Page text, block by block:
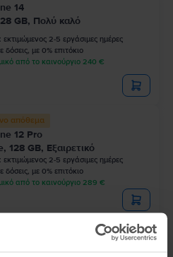
14
GB, Πολύ καλό
εκτιμώμενος 2-5 εργάσιμες ημέρες
με 0% επιτόκιο
από το καινούργιο 240 €
απόθεμα
12 Pro
128 GB, Εξαιρετικό
εκτιμώμενος 2-5 εργάσιμες ημέρες
με 0% επιτόκιο
από το καινούργιο 289 €